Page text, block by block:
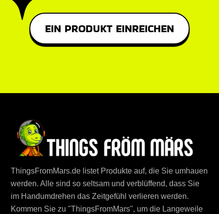
EIN PRODUKT EINREICHEN
ThingsFromMars.de listet Produkte auf, die Sie umhauen
werden. Alle sind so seltsam und verblüffend, dass Sie
im Handumdrehen das Zeitgefühl verlieren werden.
Kommen Sie zu "ThingsFromMars", um die Langeweile